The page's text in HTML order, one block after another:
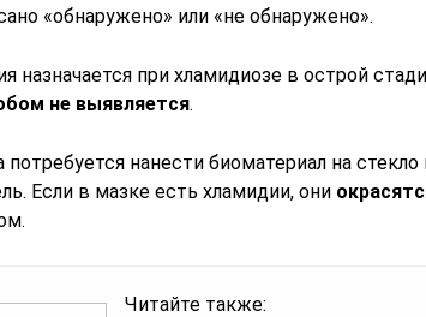
«обнаружено» или «не обнаружено».
назначается при хламидиозе в острой
не выявляется.
потребуется нанести биоматериал на
Если в мазке есть хламидии, они
Читайте также: